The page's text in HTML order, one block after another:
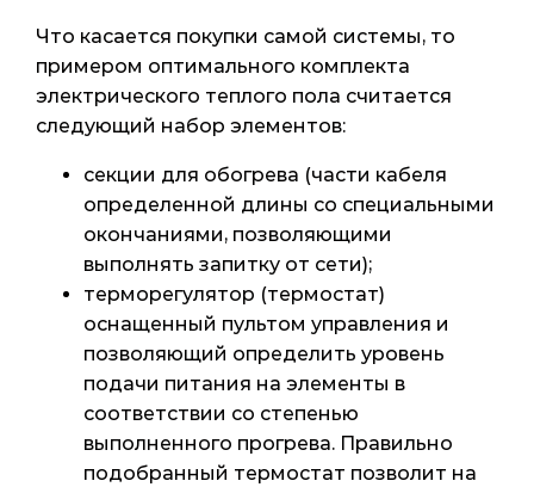
Что касается покупки самой системы, то
примером оптимального комплекта
электрического теплого пола считается
следующий набор элементов:
секции для обогрева (части кабеля
определенной длины со специальными
окончаниями, позволяющими
выполнять запитку от сети);
терморегулятор (термостат)
оснащенный пультом управления и
позволяющий определить уровень
подачи питания на элементы в
соответствии со степенью
выполненного прогрева. Правильно
подобранный термостат позволит на